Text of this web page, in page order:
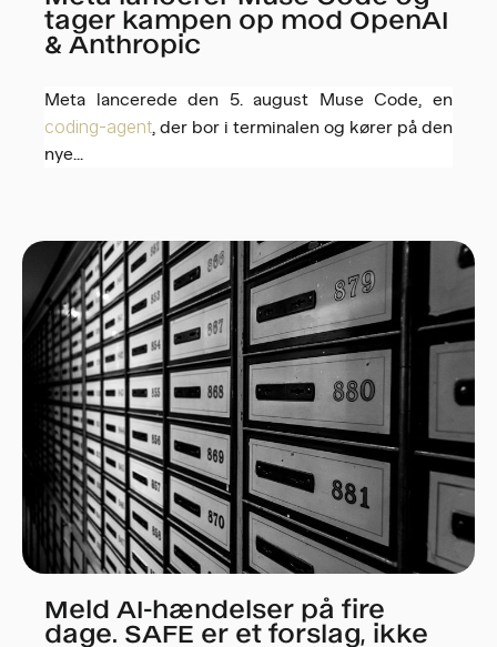
tager kampen op mod OpenAI
& Anthropic
Meta lancerede den 5. august Muse Code, en
coding-agent, der bor i terminalen og kører på den
nye...
Meld AI-hændelser på fire
dage. SAFE er et forslag, ikke